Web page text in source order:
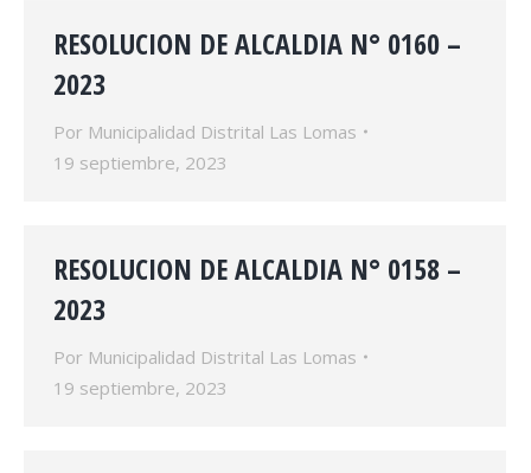
RESOLUCION DE ALCALDIA N° 0160 –
2023
Por Municipalidad Distrital Las Lomas
19 septiembre, 2023
RESOLUCION DE ALCALDIA N° 0158 –
2023
Por Municipalidad Distrital Las Lomas
19 septiembre, 2023